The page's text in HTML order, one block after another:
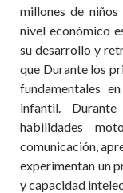
millones de
nivel económico
su desarrollo y
que Durante los
fundamentales
infantil.
habilidades
comunicación,
experimentan un
y capacidad